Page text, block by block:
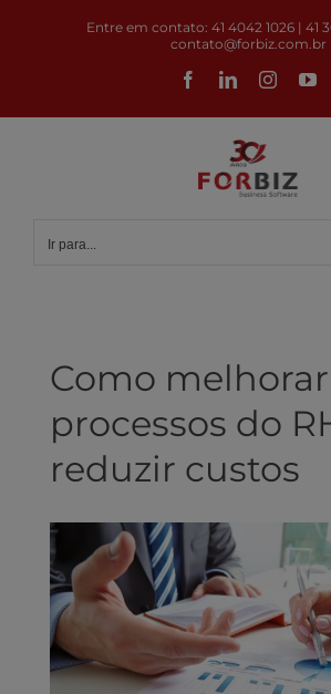
Entre em contato: 41 4042 1026 | 41
contato@forbiz.com.br
FacebookLinkedIn
Ir para...
Como
processos do
reduzir custos
View
Larger
Image